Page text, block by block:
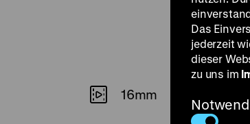
16mm
Das
jederzeit
dieser
zu uns im